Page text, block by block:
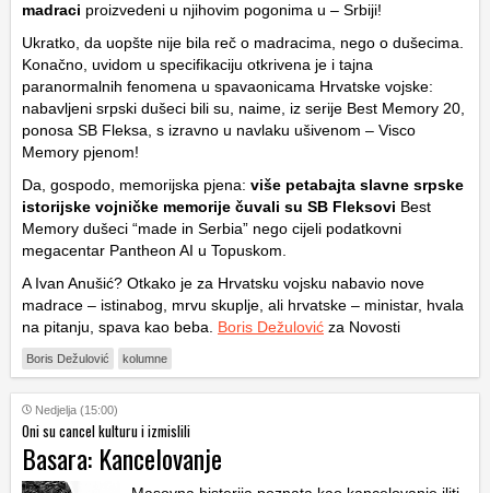
madraci proizvedeni u njihovim pogonima u – Srbiji!
Ukratko, da uopšte nije bila reč o madracima, nego o dušecima.
Konačno, uvidom u specifikaciju otkrivena je i tajna
paranormalnih fenomena u spavaonicama Hrvatske vojske:
nabavljeni srpski dušeci bili su, naime, iz serije Best Memory 20,
ponosa SB Fleksa, s izravno u navlaku ušivenom – Visco
Memory pjenom!
Da, gospodo, memorijska pjena: više petabajta slavne srpske
istorijske vojničke memorije čuvali su SB Fleksovi Best
Memory dušeci “made in Serbia” nego cijeli podatkovni
megacentar Pantheon AI u Topuskom.
A Ivan Anušić? Otkako je za Hrvatsku vojsku nabavio nove
madrace – istinabog, mrvu skuplje, ali hrvatske – ministar, hvala
na pitanju, spava kao beba. Boris Dežulović za Novosti
Boris Dežulović kolumne
Nedjelja (15:00)
Oni su cancel kulturu i izmislili
Basara: Kancelovanje